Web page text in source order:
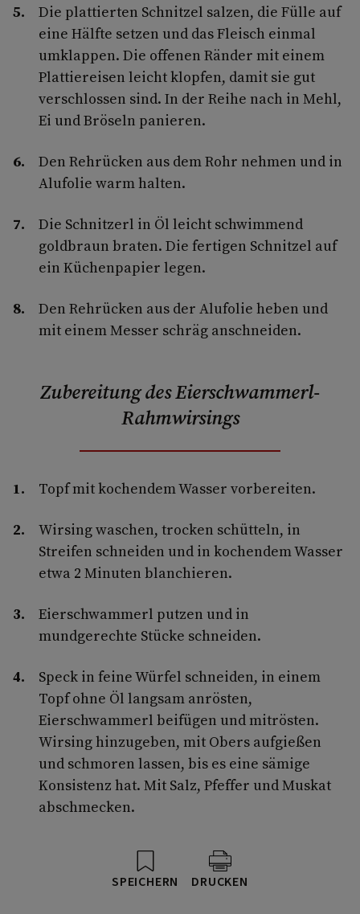
Die plattierten Schnitzel salzen, die Fülle auf
eine Hälfte setzen und das Fleisch einmal
umklappen. Die offenen Ränder mit einem
Plattiereisen leicht klopfen, damit sie gut
verschlossen sind. In der Reihe nach in Mehl,
Ei und Bröseln panieren.
Den Rehrücken aus dem Rohr nehmen und in
Alufolie warm halten.
Die Schnitzerl in Öl leicht schwimmend
goldbraun braten. Die fertigen Schnitzel auf
ein Küchenpapier legen.
Den Rehrücken aus der Alufolie heben und
mit einem Messer schräg anschneiden.
Zubereitung des Eierschwammerl-
Rahmwirsings
Topf mit kochendem Wasser vorbereiten.
Wirsing waschen, trocken schütteln, in
Streifen schneiden und in kochendem Wasser
etwa 2 Minuten blanchieren.
Eierschwammerl putzen und in
mundgerechte Stücke schneiden.
Speck in feine Würfel schneiden, in einem
Topf ohne Öl langsam anrösten,
Eierschwammerl beifügen und mitrösten.
Wirsing hinzugeben, mit Obers aufgießen
und schmoren lassen, bis es eine sämige
Konsistenz hat. Mit Salz, Pfeffer und Muskat
abschmecken.
SPEICHERN DRUCKEN